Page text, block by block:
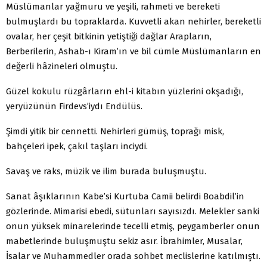
Müslümanlar yağmuru ve yeşili, rahmeti ve bereketi
bulmuşlardı bu topraklarda. Kuvvetli akan nehirler, bereketli
ovalar, her çeşit bitkinin yetiştiği dağlar Arapların,
Berberilerin, Ashab-ı Kiram’ın ve bil cümle Müslümanların en
değerli hâzineleri olmuştu.
Güzel kokulu rüzgârların ehl-i kitabın yüzlerini okşadığı,
yeryüzünün Firdevs’iydı Endülüs.
Şimdi yitik bir cennetti. Nehirleri gümüş, toprağı misk,
bahçeleri ipek, çakıl taşları inciydi.
Savaş ve raks, müzik ve ilim burada buluşmuştu.
Sanat âşıklarının Kabe’si Kurtuba Camii belirdi Boabdil’in
gözlerinde. Mimarisi ebedi, sütunları sayısızdı. Melekler sanki
onun yüksek minarelerinde tecelli etmiş, peygamberler onun
mabetlerinde buluşmuştu sekiz asır. İbrahimler, Musalar,
İsalar ve Muhammedler orada sohbet meclislerine katılmıştı.